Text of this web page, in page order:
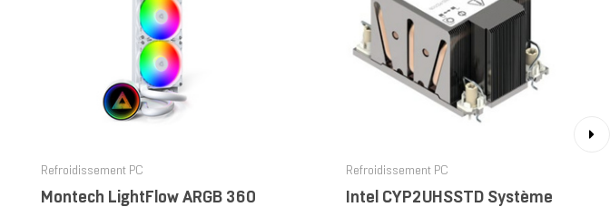
Refroidissement PC
Montech LightFlow ARGB 360
Refroidissement PC
Intel CYP2UHSSTD Système